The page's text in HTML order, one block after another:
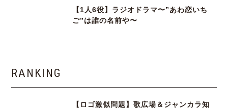
【1人6役】ラジオドラマ〜”あわ恋いち
ご”は誰の名前や〜
RANKING
【ロゴ激似問題】歌広場＆ジャンカラ知